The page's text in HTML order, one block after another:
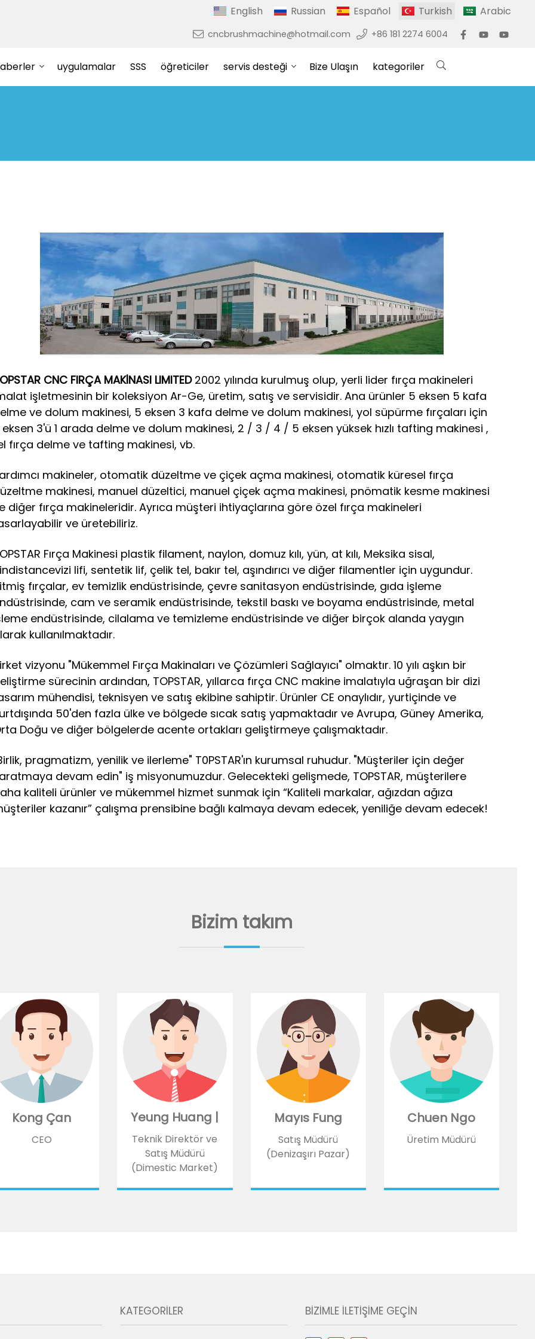
English Russian Español Turkish Arabic
cncbrushmachine@hotmail.com +86 181 2274 6004
uygulamalar SSS öğreticiler servis desteği Bize Ulaşın kategoriler
CNC FIRÇA MAKİNASI LIMITED2002 yılında kurulmuş olup, yerli lider fırça makineleri
işletmesinin bir koleksiyon Ar-Ge, üretim, satış ve servisidir. Ana ürünler 5 eksen 5 kafa
ve dolum makinesi, 5 eksen 3 kafa delme ve dolum makinesi, yol süpürme fırçaları için
3'ü 1 arada delme ve dolum makinesi, 2 / 3 / 4 / 5 eksen yüksek hızlı tafting makinesi ,
fırça delme ve tafting makinesi, vb.
makineler, otomatik düzeltme ve çiçek açma makinesi, otomatik küresel fırça
makinesi, manuel düzeltici, manuel çiçek açma makinesi, pnömatik kesme makinesi
diğer fırça makineleridir. Ayrıca müşteri ihtiyaçlarına göre özel fırça makineleri
ve üretebiliriz.
Fırça Makinesi plastik filament, naylon, domuz kılı, yün, at kılı, Meksika sisal,
lifi, sentetik lif, çelik tel, bakır tel, aşındırıcı ve diğer filamentler için uygundur.
fırçalar, ev temizlik endüstrisinde, çevre sanitasyon endüstrisinde, gıda işleme
cam ve seramik endüstrisinde, tekstil baskı ve boyama endüstrisinde, metal
endüstrisinde, cilalama ve temizleme endüstrisinde ve diğer birçok alanda yaygın
kullanılmaktadır.
vizyonu "Mükemmel Fırça Makinaları ve Çözümleri Sağlayıcı" olmaktır. 10 yılı aşkın bir
sürecinin ardından, TOPSTAR, yıllarca fırça CNC makine imalatıyla uğraşan bir dizi
mühendisi, teknisyen ve satış ekibine sahiptir. Ürünler CE onaylıdır, yurtiçinde ve
50'den fazla ülke ve bölgede sıcak satış yapmaktadır ve Avrupa, Güney Amerika,
Doğu ve diğer bölgelerde acente ortakları geliştirmeye çalışmaktadır.
pragmatizm, yenilik ve ilerleme" T0PSTAR'ın kurumsal ruhudur. "Müşteriler için değer
devam edin" iş misyonumuzdur. Gelecekteki gelişmede, TOPSTAR, müşterilere
kaliteli ürünler ve mükemmel hizmet sunmak için “Kaliteli markalar, ağızdan ağıza
kazanır” çalışma prensibine bağlı kalmaya devam edecek, yeniliğe devam edecek!
Bizim takım
Kong Çan
CEO
Yeung Huang |
Teknik Direktör ve
Satış Müdürü
(Dimestic Market)
Mayıs Fung
Satış Müdürü
(Denizaşırı Pazar)
Chuen Ngo
Üretim Müdürü
KATEGORILER BIZIMLE ILETIŞIME GEÇIN